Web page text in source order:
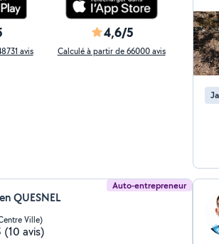
avis
4,6/5
Calculé à partir de 66000 avis
Auto-entrepreneur
QUESNEL
Ville)
(10 avis)